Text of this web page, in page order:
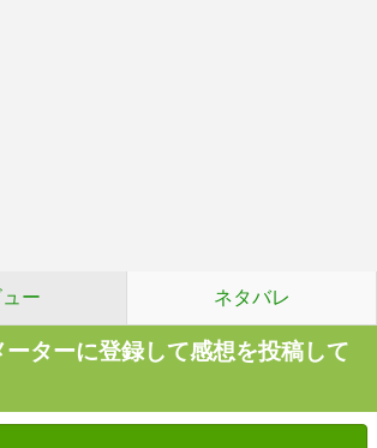
ー ネタバレ
ターに登録して感想を投稿して